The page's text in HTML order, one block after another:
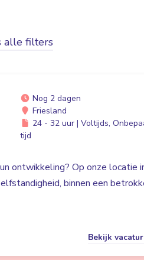
alle filters
Nog 2 dagen
Friesland
24 - 32 uur | Voltijds,
tijd
ontwikkeling? Op onze locatie
binnen een
Bekijk